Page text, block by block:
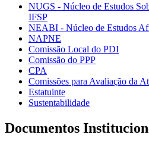
NUGS - Núcleo de Estudos
IFSP
NEABI - Núcleo de Estudos
NAPNE
Comissão Local do PDI
Comissão do PPP
CPA
Comissões para Avaliação da
Estatuinte
Sustentabilidade
Documentos